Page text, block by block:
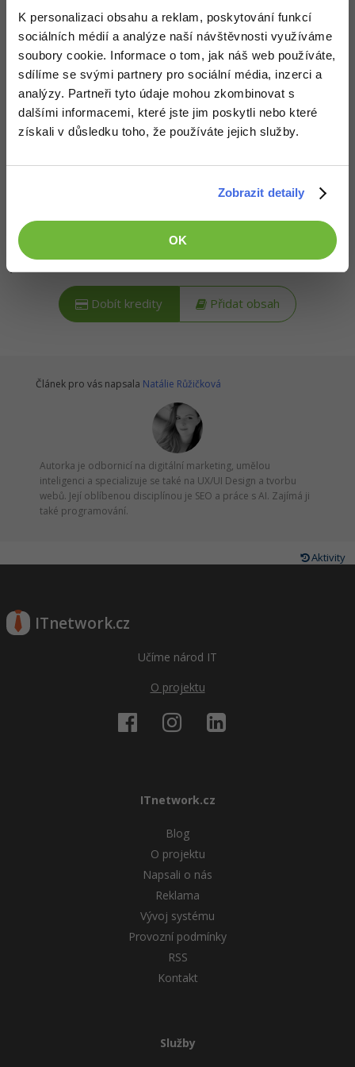
K personalizaci obsahu a reklam, poskytování funkcí
sociálních médií a analýze naší návštěvnosti využíváme
soubory cookie. Informace o tom, jak náš web používáte,
sdílíme se svými partnery pro sociální média, inzerci a
analýzy. Partneři tyto údaje mohou zkombinovat s
dalšími informacemi, které jste jim poskytli nebo které
získali v důsledku toho, že používáte jejich služby.
Zobrazit detaily
OK
Marketing
WordPress
SEO -30%
UX
Business
MS Office -80%
Google Dokumenty
Windows
Sítě
Kybernetická bezpečnost
Adobe Illustrator -80%
Adobe Lightroom -30%
Adobe XD -15%
Adobe InDesign -25%
Adobe After Effects
-80%
Fórum
Kariéra
Pro firmy
Popis článku
Požadovaný článek má následující obsah:
Řešené úlohy kurzu AI pro webmastery na téma
tvorby textů a reklam. Úlohy jsou řazené dle
Kredity získáš, když podpoříš naši síť
. To můžeš udělat buď
zasláním symbolické částkyna podporu provozu nebo
Dobít kredity Přidat obsah
Článek pro vás napsala Natálie Růžičková
Autorka je odbornicí na digitální marketing, umělou
inteligenci a specializuje se také na UX/UI Design a tvorbu
webů. Její oblíbenou disciplínou je SEO a práce s AI. Zajímá ji
také programování.
Aktivity
ITnetwork.cz
Učíme národ IT
O projektu
ITnetwork.cz
Blog
O projektu
Napsali o nás
Reklama
Vývoj systému
Provozní podmínky
RSS
Kontakt
Služby